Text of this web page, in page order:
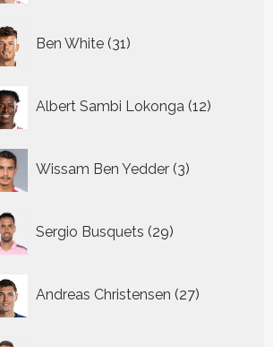
Ben White 31
producten
Albert Sambi Lokonga 12
Wissam Ben Yedder 3
producten
Sergio Busquets 29
producten
Andreas Christensen 27
producten